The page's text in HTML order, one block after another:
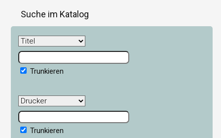
Suche im Katalog
Trunkieren
Trunkieren